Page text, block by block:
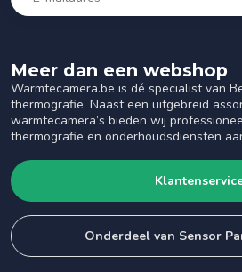
Meer dan een webshop
Warmtecamera.be is dé specialist van
thermografie. Naast een uitgebreid
warmtecamera’s bieden wij
thermografie en onderhoudsdiensten
Onderdeel van Sensor